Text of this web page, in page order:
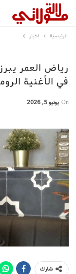
الرئيسية اخبار
رياض العمر
في الأغنية
On يونيو 5, 2026
شارك